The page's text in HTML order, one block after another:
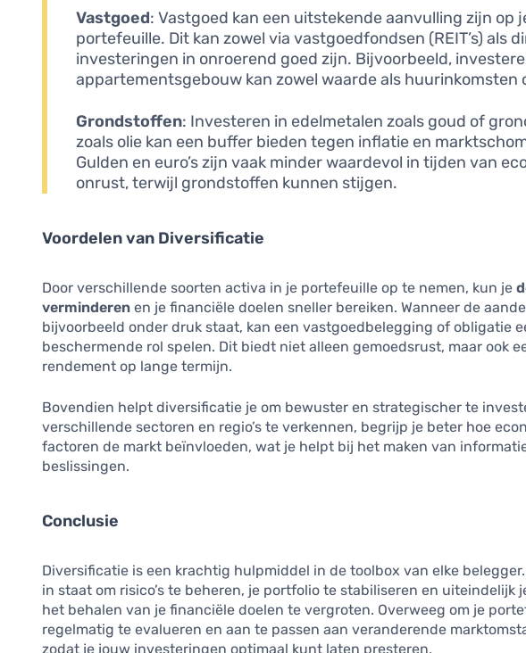
Vastgoed: Vastgoed kan een uitstekende aanvulling zijn op
portefeuille. Dit kan zowel via vastgoedfondsen (REIT’s) als
investeringen in onroerend goed zijn. Bijvoorbeeld,
appartementsgebouw kan zowel waarde als huurinkomsten
Grondstoffen: Investeren in edelmetalen zoals goud of
zoals olie kan een buffer bieden tegen inflatie en
Gulden en euro’s zijn vaak minder waardevol in tijden van
onrust, terwijl grondstoffen kunnen stijgen.
Voordelen van Diversificatie
Door verschillende soorten activa in je portefeuille op te nemen, kun je
verminderen en je financiële doelen sneller bereiken. Wanneer de
bijvoorbeeld onder druk staat, kan een vastgoedbelegging of obligatie
beschermende rol spelen. Dit biedt niet alleen gemoedsrust, maar ook
rendement op lange termijn.
Bovendien helpt diversificatie je om bewuster en strategischer te
verschillende sectoren en regio’s te verkennen, begrijp je beter hoe
factoren de markt beïnvloeden, wat je helpt bij het maken van
beslissingen.
Conclusie
Diversificatie is een krachtig hulpmiddel in de toolbox van elke
in staat om risico’s te beheren, je portfolio te stabiliseren en uiteindelijk
het behalen van je financiële doelen te vergroten. Overweeg om je
regelmatig te evalueren en aan te passen aan veranderende
zodat je jouw investeringen optimaal kunt laten presteren.